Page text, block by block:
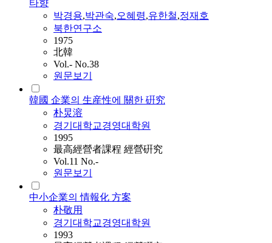
타향
박경용,박관숙,오혜령,유한철,정재호
북한연구소
1975
北韓
Vol.- No.38
원문보기
韓國 企業의 生産性에 關한 硏究
朴炅溶
경기대학교경영대학원
1995
最高經營者課程 經營硏究
Vol.11 No.-
원문보기
中小企業의 情報化 方案
朴敬用
경기대학교경영대학원
1993